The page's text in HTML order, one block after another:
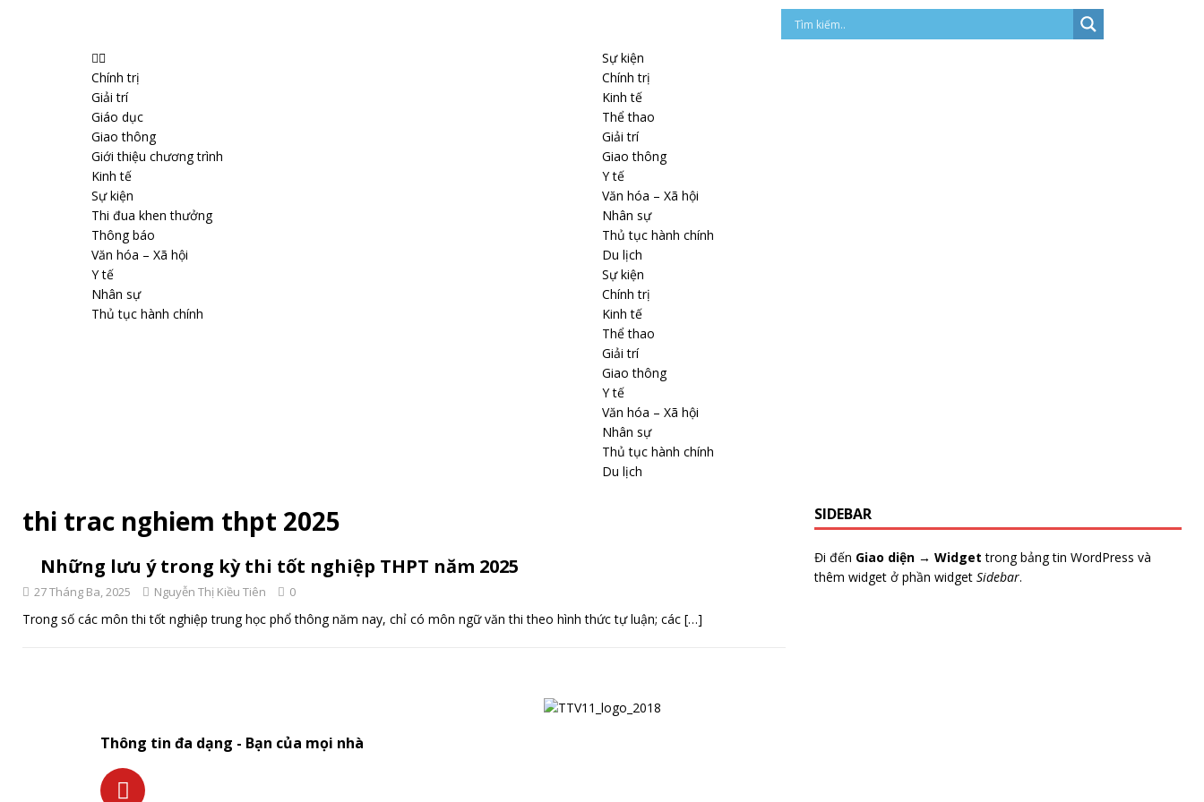
Chính trị
Giải trí
Giáo dục
Giao thông
Giới thiệu chương trình
Kinh tế
Sự kiện
Thi đua khen thưởng
Thông báo
Văn hóa – Xã hội
Y tế
Nhân sự
Thủ tục hành chính
Sự kiện
Chính trị
Kinh tế
Thể thao
Giải trí
Giao thông
Y tế
Văn hóa – Xã hội
Nhân sự
Thủ tục hành chính
Du lịch
Sự kiện
Chính trị
Kinh tế
Thể thao
Giải trí
Giao thông
Y tế
Văn hóa – Xã hội
Nhân sự
Thủ tục hành chính
Du lịch
thi trac nghiem thpt 2025
Những lưu ý trong kỳ thi tốt nghiệp THPT năm 2025
27 Tháng Ba, 2025 Nguyễn Thị Kiều Tiên 0
Trong số các môn thi tốt nghiệp trung học phổ thông năm nay, chỉ có môn ngữ văn thi theo hình thức tự luận; các […]
SIDEBAR
Đi đến Giao diện → Widget trong bảng tin WordPress và
thêm widget ở phần widgetSidebar.
Thông tin đa dạng - Bạn của mọi nhà